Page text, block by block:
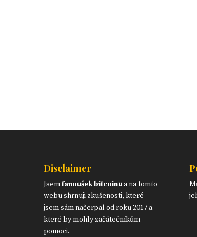
Disclaimer
Jsemfanoušek bitcoinua na tomto
webu shrnuji zkušenosti, které
jsem sám načerpal od roku 2017 a
které by mohly začátečníkům
pomoci.